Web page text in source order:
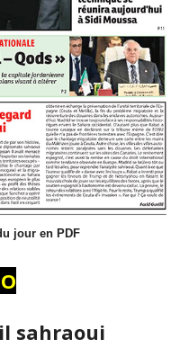
jour en PDF
sahraoui